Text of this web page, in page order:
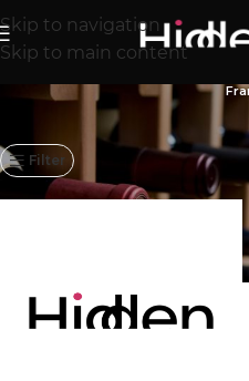
Skip to navigation
Skip to main content
141–160/528개 결과 표시
Filter